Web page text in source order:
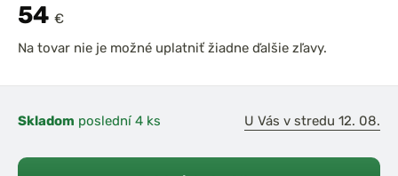
54 €
Na tovar nie je možné uplatniť žiadne ďalšie zľavy.
Skladom poslední 4 ks U Vás v stredu 12. 08.